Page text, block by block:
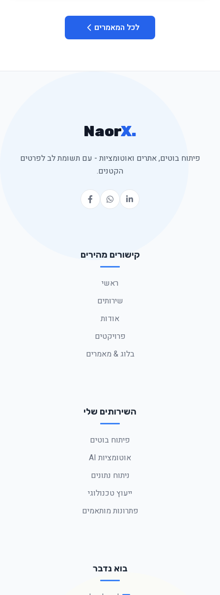
לכל המאמרים
.
NaorX
פיתוח בוטים, אתרים ואוטומציות - עם תשומת לב לפרטים
הקטנים.
קישורים מהירים
ראשי
שירותים
אודות
פרויקטים
בלוג & מאמרים
השירותים שלי
פיתוח בוטים
אוטומציות AI
ניתוח נתונים
ייעוץ טכנולוגי
פתרונות מותאמים
בוא נדבר